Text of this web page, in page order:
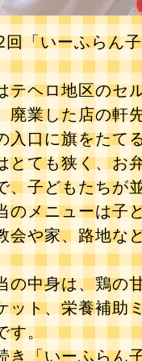
回「いーふらん
テヘロ地区のセ
廃業した店の軒
入口に旗をたて
とても狭く、お
、子どもたちが
のメニューは子
会や家、路地な
の中身は、鶏の
ット、栄養補助
す。
き「いーふらん